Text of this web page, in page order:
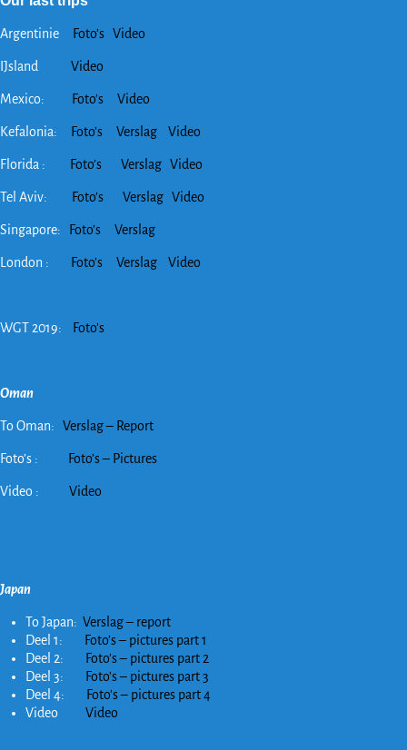
Argentinie Foto’s Video
IJsland Video
Mexico: Foto’s Video
Kefalonia: Foto’s Verslag Video
Florida : Foto’s Verslag Video
Tel Aviv: Foto’s Verslag Video
Singapore: Foto’s Verslag
London : Foto’s Verslag Video
WGT 2019: Foto’s
Oman
To Oman: Verslag – Report
Foto’s : Foto’s – Pictures
Video : Video
Japan
To Japan: Verslag – report
Deel 1:
Foto’s – pictures part 1
Deel 2:
Foto’s – pictures part 2
Deel 3:
Foto’s – pictures part 3
Deel 4:
Foto’s – pictures part 4
Video Video